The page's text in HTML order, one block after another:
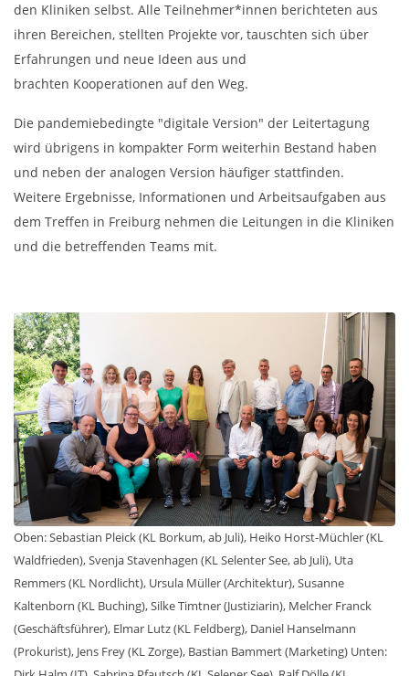
den Kliniken selbst. Alle Teilnehmer*innen berichteten aus
ihren Bereichen, stellten Projekte vor, tauschten sich über
Erfahrungen und neue Ideen aus und
brachten Kooperationen auf den Weg.
Die pandemiebedingte "digitale Version" der Leitertagung
wird übrigens in kompakter Form weiterhin Bestand haben
und neben der analogen Version häufiger stattfinden.
Weitere Ergebnisse, Informationen und Arbeitsaufgaben aus
dem Treffen in Freiburg nehmen die Leitungen in die Kliniken
und die betreffenden Teams mit.
Oben: Sebastian Pleick (KL Borkum, ab Juli), Heiko Horst-Müchler (KL
Waldfrieden), Svenja Stavenhagen (KL Selenter See, ab Juli), Uta
Remmers (KL Nordlicht), Ursula Müller (Architektur), Susanne
Kaltenborn (KL Buching), Silke Timtner (Justiziarin), Melcher Franck
(Geschäftsführer), Elmar Lutz (KL Feldberg), Daniel Hanselmann
(Prokurist), Jens Frey (KL Zorge), Bastian Bammert (Marketing) Unten: